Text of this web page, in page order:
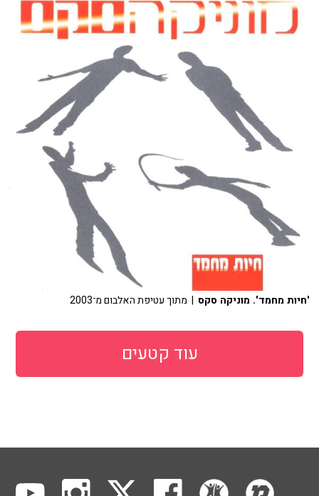
'חיות מחמד'. מוניקה סקס | מתוך עטיפת האלבום מ־2003
עוד קטעים